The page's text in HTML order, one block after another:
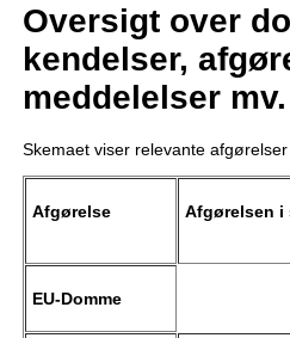
Oversigt over
kendelser,
meddelelser mv.
Skemaet viser relevante
Afgørelse Afgørelsen i
EU-Domme